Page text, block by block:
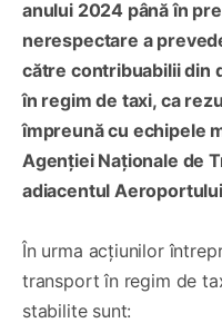
anului 2024 până în
nerespectare a
către contribuabilii din
în regim de taxi, ca
împreună cu echipele
Agenției Naționale de
adiacentul
În urma acțiunilor
transport în regim de
stabilite sunt: